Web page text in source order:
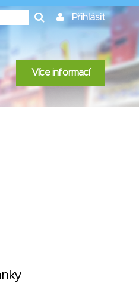
Přihlásit
Více informací